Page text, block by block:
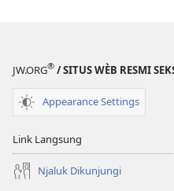
JW.ORG® / SITUS WÈB RESMI
Appearance Settings
Link Langsung
Njaluk Dikunjungi